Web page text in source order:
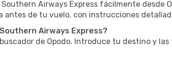
Airways Express fácilmente desde
antes de tu vuelo, con instrucciones
Airways Express?
de Opodo. Introduce tu destino y